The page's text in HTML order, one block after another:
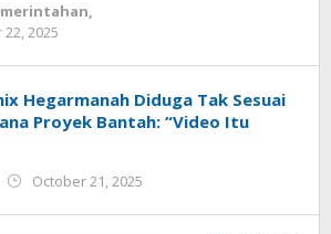
,
2025
Hegarmanah Diduga Tak Sesuai
Proyek Bantah: “Video Itu
October 21, 2025